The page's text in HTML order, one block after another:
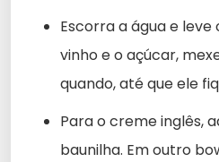
Escorra a água e
vinho e o açúcar,
quando, até que ele
Para o creme inglês,
baunilha. Em outro